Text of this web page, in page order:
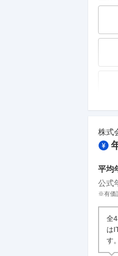
企
株式
平均
公式
※有価
全
は
す。